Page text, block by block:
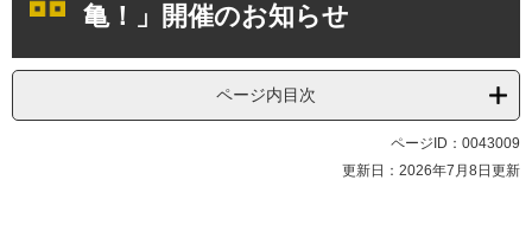
亀！」開催のお知らせ
ページ内目次
ページID：0043009
更新日：2026年7月8日更新